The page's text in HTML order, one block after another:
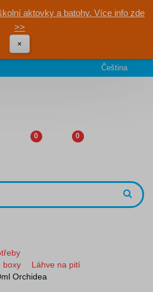
aktovky a batohy. Více info zde
>>
×
Čeština
0 0
boxy
Láhve na pití
Orchidea